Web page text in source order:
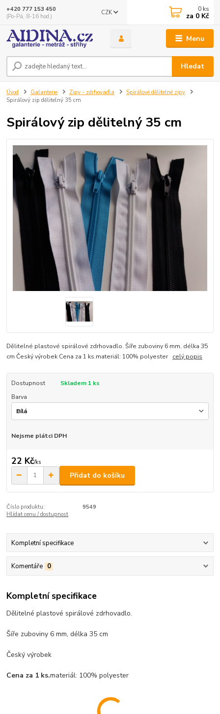
Menu
CZK
Hledat
+420 777 153 450
(Po-Pá, 8-16 hod.)
0 ks
za 0 Kč
Úvod Galanterie Zipy - zdrhovadla
Spirálové dělitelné zipy
Spirálový zip dělitelný 35 cm
Spirálový zip dělitelný 35 cm
Dělitelné plastové spirálové zdrhovadlo. Šíře zuboviny 6 mm, délka 35
cm Český výrobek Cena za 1 ks.materiál: 100% polyester celý popis
Dostupnost
Skladem 1 ks
Barva
Nejsme plátci DPH
22 Kč/ks
Přidat do košíku
Číslo produktu:
9549
Hlídat cenu / dostupnost
Kompletní specifikace
Komentáře 0
Kompletní specifikace
Dělitelné plastové spirálové zdrhovadlo.
Šíře zuboviny 6 mm, délka 35 cm
Český výrobek
Cena za 1 ks.materiál: 100% polyester